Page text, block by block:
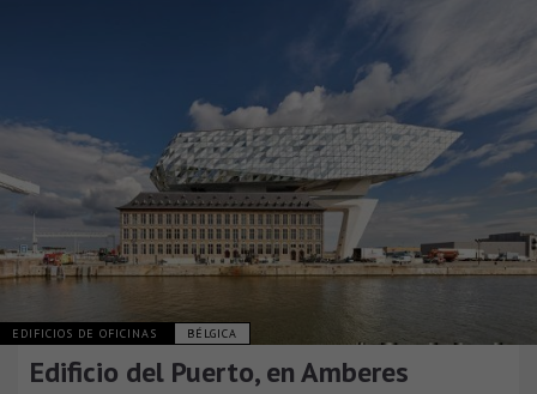
EDIFICIOS DE OFICINAS BÉLGICA
Edificio del Puerto, en Amberes